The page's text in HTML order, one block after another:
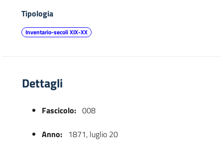
Tipologia
Inventario-secoli XIX-XX
Dettagli
Fascicolo: 008
Anno: 1871, luglio 20